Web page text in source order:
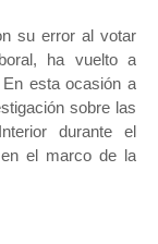
su error al votar
ha vuelto a
esta ocasión a
sobre las
durante el
el marco de la